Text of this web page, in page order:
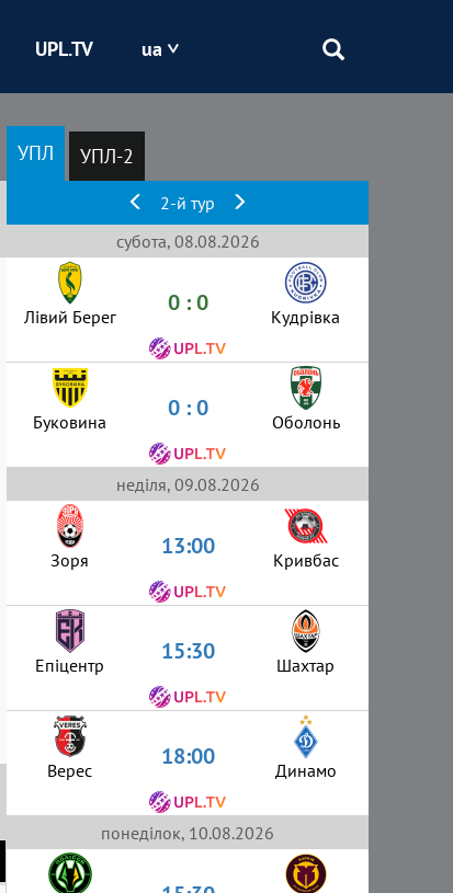
Кривбас
Оболонь
UPL.TV ua
УПЛ УПЛ-2
2-й тур
субота, 08.08.2026
Лівий Берег 0 : 0 Кудрівка
Буковина 0 : 0 Оболонь
неділя, 09.08.2026
Зоря 13:00 Кривбас
Епіцентр 15:30 Шахтар
Верес 18:00 Динамо
понеділок, 10.08.2026